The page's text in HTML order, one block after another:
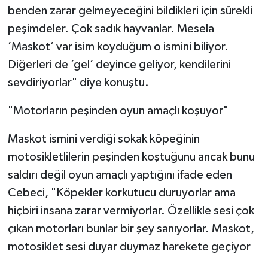
benden zarar gelmeyeceğini bildikleri için sürekli
peşimdeler. Çok sadık hayvanlar. Mesela
’Maskot’ var isim koyduğum o ismini biliyor.
Diğerleri de ’gel’ deyince geliyor, kendilerini
sevdiriyorlar" diye konuştu.
"Motorların peşinden oyun amaçlı koşuyor"
Maskot ismini verdiği sokak köpeğinin
motosikletlilerin peşinden koştuğunu ancak bunu
saldırı değil oyun amaçlı yaptığını ifade eden
Cebeci, "Köpekler korkutucu duruyorlar ama
hiçbiri insana zarar vermiyorlar. Özellikle sesi çok
çıkan motorları bunlar bir şey sanıyorlar. Maskot,
motosiklet sesi duyar duymaz harekete geçiyor